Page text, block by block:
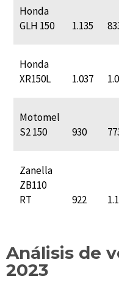
Honda
GLH 150
1.135
Honda
XR150L
1.037
Motomel
S2 150
930
Zanella
ZB110
RT
922
Análisis de
2023